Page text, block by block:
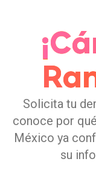
Solicita tu
conoce por
México ya
su